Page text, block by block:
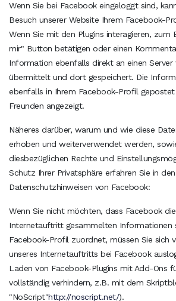
Wenn Sie bei Facebook eingeloggt sind,
Besuch unserer Website Ihrem Facebook-
Wenn Sie mit den Plugins interagieren, zum
mir" Button betätigen oder einen
Information ebenfalls direkt an einen Server
übermittelt und dort gespeichert. Die
ebenfalls in Ihrem Facebook-Profil
Freunden angezeigt.
Näheres darüber, warum und wie diese
erhoben und weiterverwendet werden,
diesbezüglichen Rechte und
Schutz Ihrer Privatsphäre erfahren Sie in den
Datenschutzhinweisen von Facebook:
Wenn Sie nicht möchten, dass Facebook
Internetauftritt gesammelten Informationen
Facebook-Profil zuordnet, müssen Sie sich
unseres Internetauftritts bei Facebook
Laden von Facebook-Plugins mit Add-Ons
vollständig verhindern, z.B. mit dem
"NoScript"http://noscript.net/).